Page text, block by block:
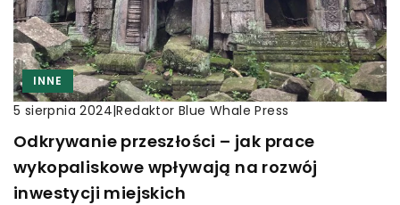
INNE
5 sierpnia 2024|Redaktor Blue Whale Press
Odkrywanie przeszłości – jak prace
wykopaliskowe wpływają na rozwój
inwestycji miejskich